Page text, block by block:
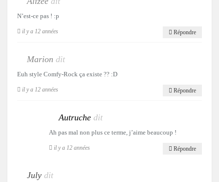
N’est-ce pas ! :p
il y a 12 années Répondre
Marion dit
Euh style Comfy-Rock ça existe ?? :D
il y a 12 années Répondre
Autruche dit
Ah pas mal non plus ce terme, j’aime beaucoup !
il y a 12 années Répondre
July dit